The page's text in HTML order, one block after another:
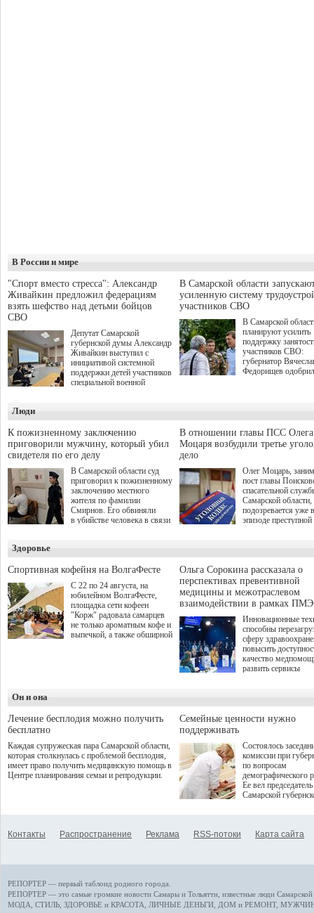
В России и мире
"Спорт вместо стресса": Александр
Живайкин предложил федерациям
взять шефство над детьми бойцов
СВО
Депутат Самарской
губернской думы Александр
Живайкин выступил с
инициативой системной
поддержки детей участников
специальной военной
"Помощь фронту и семьям
участников СВО", которая
прошла в Отрадном 7
августа.
В Самарской области
усиленную систему
участников СВО
В Самарской
планируют усилить
поддержку
участников СВО:
губернатор
Федорищев
на трудоустройство
спокойную
мирной жизни.
Люди
К пожизненному заключению
приговорили мужчину, который убил
свидетеля по его делу
В Самарской области суд
приговорил к пожизненному
заключению местного
жителя по фамилии
Смирнов. Его обвиняли
в убийстве человека в связи
В отношении главы ПСС Олега
Моцаря возбудили третье
дело
Олег Моцарь,
пост главы
спасательной
Самарской области,
подозревается уже
эпизоде преступной
а сам он
Здоровье
Спортивная кофейня на ВолгаФесте
С 22 по 24 августа, на
юбилейном ВолгаФесте,
площадка сети кофеен
"Корж" радовала самарцев
не только ароматным кофе и
выпечкой, а также обширной
Ольга Сорокина рассказала о
перспективах превентивной
медицины и межотраслевом
взаимодействии в рамках
Инновационные
способны
сферу
повысить
качество
развить сервисы
определенными
К ним можно
возникающие при
данными
более динамичного
проникновения
сегмент
отраслевое
рассказала Ольга
ходе сессии
качества жизни" в
ПМЭФ 2025. В
Он и она
Лечение бесплодия можно получить
бесплатно
Каждая супружеская пара Самарской области,
которая столкнулась с проблемой бесплодия,
имеет право получить медицинскую помощь в
Центре планирования семьи и репродукции.
Семейные ценности нужно
поддерживать
Состоялось
комиссии при
по вопросам
демографического
Ее вел председатель
Самарской
Контакты Распространение Реклама RSS-потоки Карта сайта
РЕПОРТЕР — первый таблоид родного города.
РЕПОРТЕР — это самые громкие новости Самары и Тольятти, известные люди
МОДА, СТИЛЬ ЗДОРОВЬЕ и КРАСОТА ЛИЧНЫЕ ДЕНЬГИ ДОМ и РЕМОНТ,